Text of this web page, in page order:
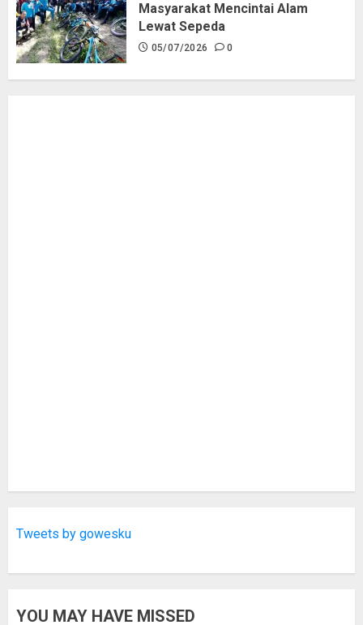
Masyarakat Mencintai Alam
Lewat Sepeda
05/07/2026 0
Tweets by gowesku
YOU MAY HAVE MISSED